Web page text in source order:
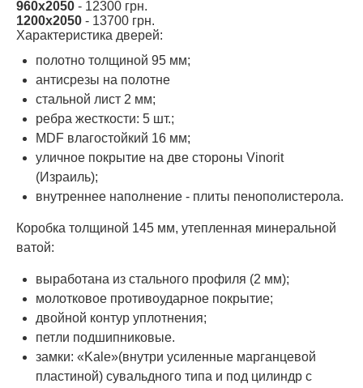
960х2050 - 12300 грн.
1200х2050 - 13700 грн.
Характеристика дверей:
полотно толщиной 95 мм;
антисрезы на полотне
стальной лист 2 мм;
ребра жесткости: 5 шт.;
MDF влагостойкий 16 мм;
уличное покрытие на две стороны Vinorit
(Израиль);
внутреннее наполнение - плиты пенополистерола.
Коробка толщиной 145 мм, утепленная минеральной
ватой:
выработана из стального профиля (2 мм);
молотковое противоударное покрытие;
двойной контур уплотнения;
петли подшипниковые.
замки: «Kale»(внутри усиленные марганцевой
пластиной) сувальдного типа и под цилиндр с